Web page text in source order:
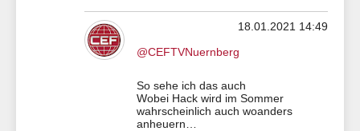
18.01.2021 14:49
@CEFTVNuernberg
So sehe ich das auch
Wobei Hack wird im Sommer
wahrscheinlich auch woanders
anheuern…